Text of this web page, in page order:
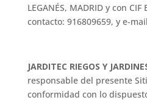
LEGANÉS, MADRID y con
contacto: 916809659, y e-
JARDITEC RIEGOS Y
responsable del presente
conformidad con lo